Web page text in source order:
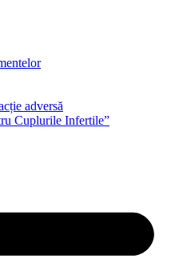
adversă
Cuplurile Infertile”